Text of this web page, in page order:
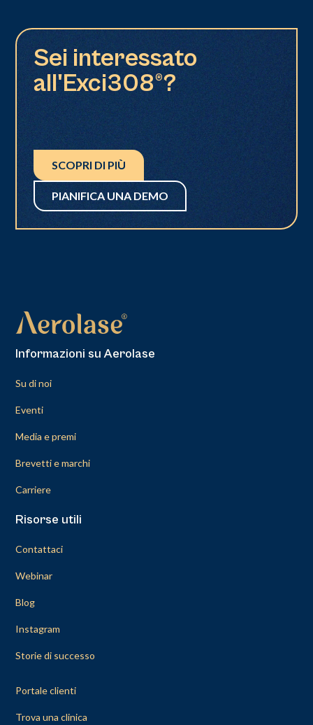
Sei interessato
all'Exci308®?
SCOPRI DI PIÙ
PIANIFICA UNA DEMO
Informazioni su Aerolase
Su di noi
Eventi
Media e premi
Brevetti e marchi
Carriere
Risorse utili
Contattaci
Webinar
Blog
Instagram
Storie di successo
Portale clienti
Trova una clinica